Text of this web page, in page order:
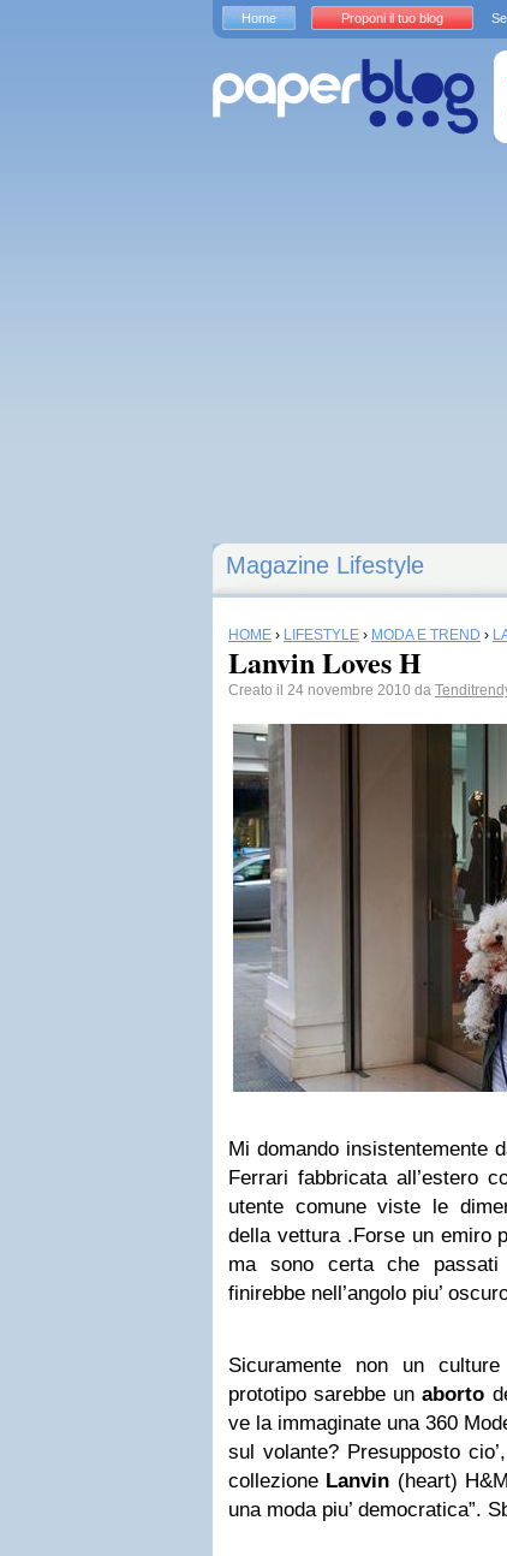
Magazine Lifestyle
HOME › LIFESTYLE › MODA E TREND ›
Lanvin Loves H
Creato il 24 novembre 2010 da
Mi domando insistentemente
Ferrari fabbricata all’estero
utente comune viste le
della vettura .Forse un emiro
ma sono certa che
finirebbe nell’angolo piu’
Sicuramente non un culture
prototipo sarebbe unaborto
ve la immaginate una 360
sul volante? Presupposto
collezione Lanvin (heart)
una moda piu’ democratica”.
Home Proponi il tuo blog